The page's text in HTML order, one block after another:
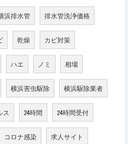
浜排水管 排水管洗浄価格
乾燥 カビ対策
ハエ ノミ 相場
横浜害虫駆除 横浜駆除業者
ス 24時間 24時間受付
コロナ感染 求人サイト